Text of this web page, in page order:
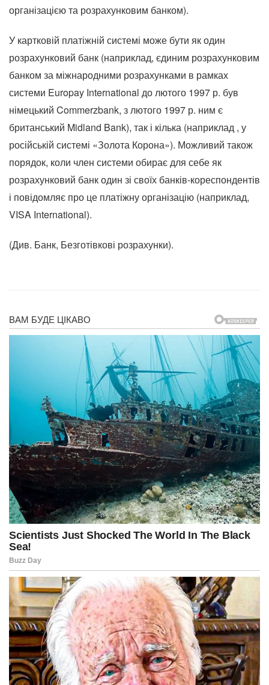
організацією та розрахунковим банком).
У картковій платіжній системі може бути як один
розрахунковий банк (наприклад, єдиним розрахунковим
банком за міжнародними розрахунками в рамках
системи Europay International до лютого 1997 р. був
німецький Commerzbank, з лютого 1997 р. ним є
британський Midland Bank), так і кілька (наприклад , у
російській системі «Золота Корона»). Можливий також
порядок, коли член системи обирає для себе як
розрахунковий банк один зі своїх банків-кореспондентів
і повідомляє про це платіжну організацію (наприклад,
VISA International).
(Див. Банк, Безготівкові розрахунки).